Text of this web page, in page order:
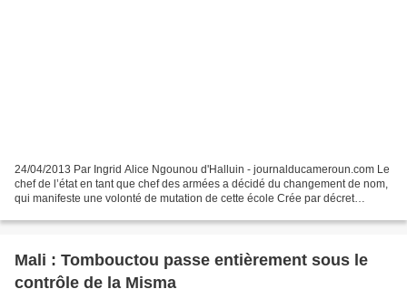
24/04/2013 Par Ingrid Alice Ngounou d'Halluin - journalducameroun.com Le
chef de l’état en tant que chef des armées a décidé du changement de nom,
qui manifeste une volonté de mutation de cette école Crée par décret
Mali : Tombouctou passe entièrement sous le
contrôle de la Misma